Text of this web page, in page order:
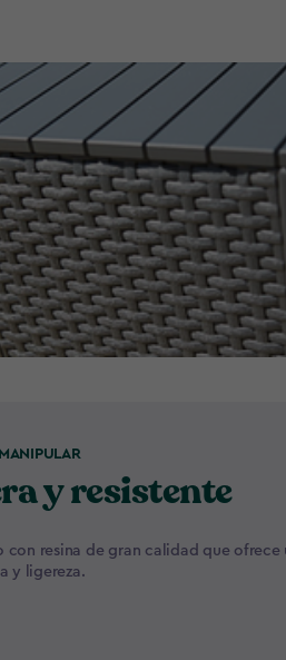
y resistente
con resina de gran calidad que ofrece
y ligereza.